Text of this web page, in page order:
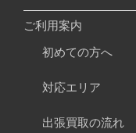
ご利用案内
初めての方へ
対応エリア
出張買取の流れ